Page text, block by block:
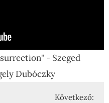
- Szeged
Dubóczky
Következő: